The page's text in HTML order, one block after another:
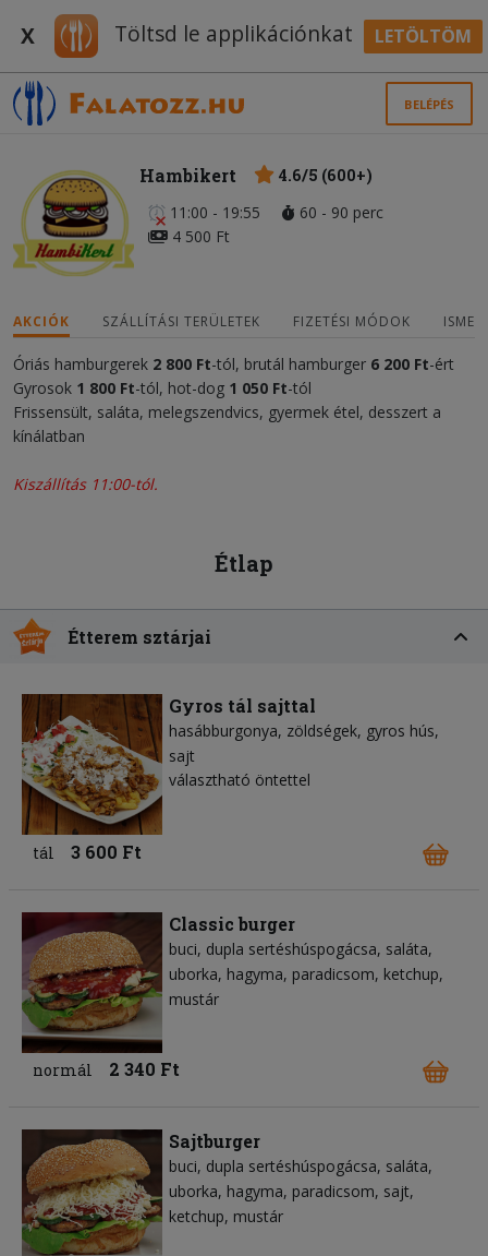
X Töltsd le applikációnkat LETÖLTÖM
BELÉPÉS
Hambikert
4.6/5 (600+)
11:00 - 19:55
60 - 90 perc
4 500 Ft
AKCIÓK SZÁLLÍTÁSI TERÜLETEK FIZETÉSI MÓDOK
Óriás hamburgerek 2 800 Ft-tól, brutál hamburger 6 200 Ft-ért
Gyrosok 1 800 Ft-tól, hot-dog 1 050 Ft-tól
Frissensült, saláta, melegszendvics, gyermek étel, desszert a
kínálatban
Kiszállítás 11:00-tól.
Étlap
Étterem sztárjai
Gyros tál sajttal
hasábburgonya zöldségek gyros hús
sajt
választható öntettel
tál 3 600 Ft
Classic burger
buci dupla sertéshúspogácsa saláta
uborka hagyma paradicsom ketchup
mustár
normál 2 340 Ft
Sajtburger
buci dupla sertéshúspogácsa saláta
uborka hagyma paradicsom sajt
ketchup mustár